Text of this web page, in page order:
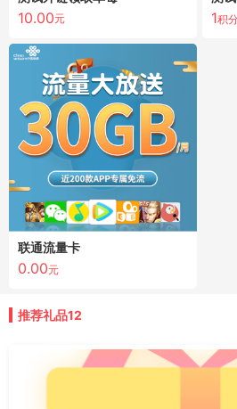
10.00元 1积
联通流量卡
0.00元
推荐礼品12